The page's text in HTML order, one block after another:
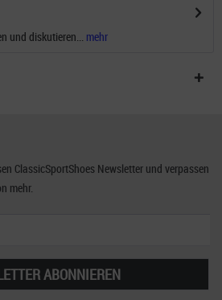
und diskutieren...
mehr
ClassicSportShoes Newsletter und verpassen
mehr.
ABONNIEREN